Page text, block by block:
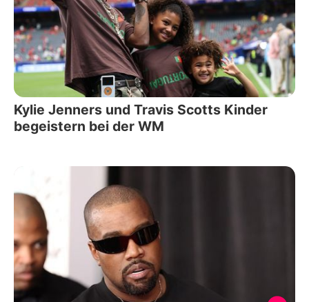
Kylie Jenners und Travis Scotts Kinder
begeistern bei der WM